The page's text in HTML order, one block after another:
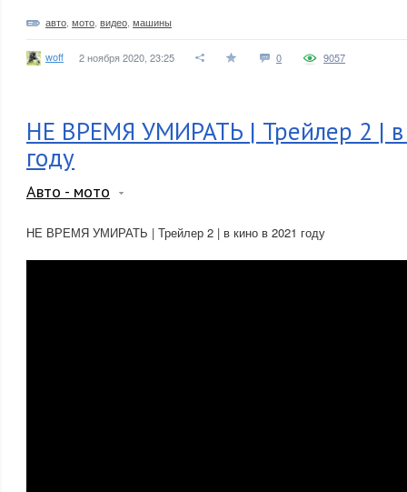
авто мото видео машины
woff 2 ноября 2020, 23:25 0 9057
НЕ ВРЕМЯ УМИРАТЬ | Трейлер 2 | в
году
Авто - мото
НЕ ВРЕМЯ УМИРАТЬ | Трейлер 2 | в кино в 2021 году